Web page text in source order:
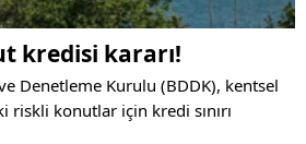
kredisi kararı!
Denetleme Kurulu (BDDK), kentsel
riskli konutlar için kredi sınırı